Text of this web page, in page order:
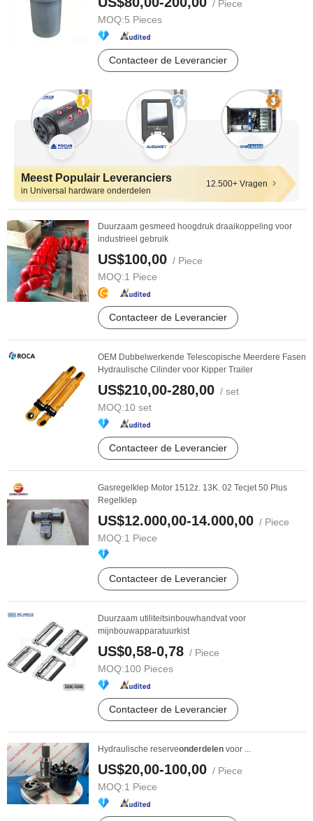
/ Piece
MOQ:5 Pieces
Contacteer de Leverancier
Meest Populair Leveranciers
in Universal hardware onderdelen
12.500+ Vragen
Duurzaam gesmeed hoogdruk draaikoppeling voor
industrieel gebruik
US$100,00 / Piece
MOQ:1 Piece
Contacteer de Leverancier
OEM Dubbelwerkende Telescopische Meerdere Fasen
Hydraulische Cilinder voor Kipper Trailer
US$210,00-280,00 / set
MOQ:10 set
Contacteer de Leverancier
Gasregelklep Motor 1512z. 13K. 02 Tecjet 50 Plus
Regelklep
US$12.000,00-14.000,00 / Piece
MOQ:1 Piece
Contacteer de Leverancier
Duurzaam utiliteitsinbouwhandvat voor
mijnbouwapparatuurkist
US$0,58-0,78 / Piece
MOQ:100 Pieces
Contacteer de Leverancier
Hydraulische reserveonderdelen voor ...
US$20,00-100,00 / Piece
MOQ:1 Piece